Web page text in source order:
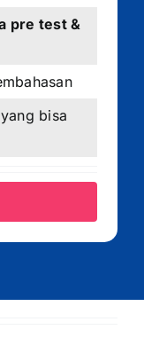
pre test &
bisa